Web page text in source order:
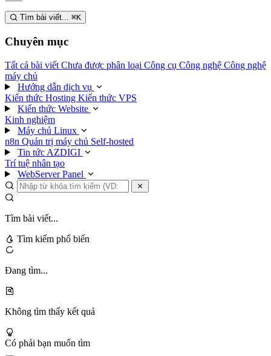
Tìm bài viết... ⌘K
Chuyên mục
Tất cả bài viết Chưa được phân loại Công cụ Công nghệ Công nghệ
máy chủ
Hướng dẫn dịch vụ
Kiến thức Hosting Kiến thức VPS
Kiến thức Website
Kinh nghiệm
Máy chủ Linux
n8n Quản trị máy chủ Self-hosted
Tin tức AZDIGI
Trí tuệ nhân tạo
WebServer Panel
Tìm bài viết...
Tìm kiếm phổ biến
Đang tìm...
Không tìm thấy kết quả
Có phải bạn muốn tìm